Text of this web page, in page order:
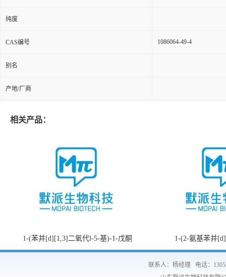
纯度
CAS编号 1086064-49-4
别名
产地/厂商
相关产品：
1-(苯并[d][1,3]二氧代l-5-基)-1-戊酮 1-(2-氨基苯并
联系人：杨经理 电话：